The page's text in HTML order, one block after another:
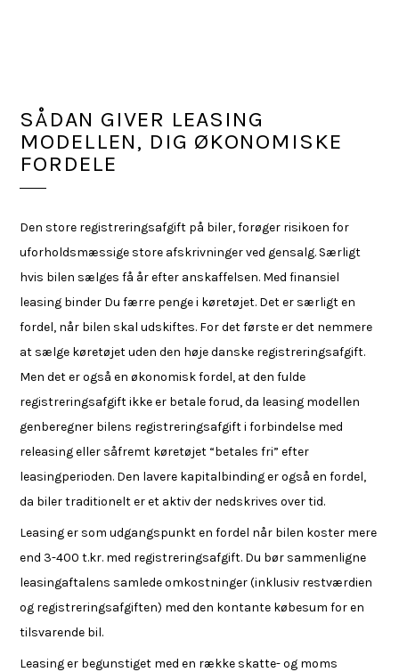
SÅDAN GIVER LEASING
MODELLEN, DIG ØKONOMISKE
FORDELE
Den store registreringsafgift på biler, forøger risikoen for
uforholdsmæssige store afskrivninger ved gensalg. Særligt
hvis bilen sælges få år efter anskaffelsen. Med finansiel
leasing binder Du færre penge i køretøjet. Det er særligt en
fordel, når bilen skal udskiftes. For det første er det nemmere
at sælge køretøjet uden den høje danske registreringsafgift.
Men det er også en økonomisk fordel, at den fulde
registreringsafgift ikke er betale forud, da leasing modellen
genberegner bilens registreringsafgift i forbindelse med
releasing eller såfremt køretøjet “betales fri” efter
leasingperioden. Den lavere kapitalbinding er også en fordel,
da biler traditionelt er et aktiv der nedskrives over tid.
Leasing er som udgangspunkt en fordel når bilen koster mere
end 3-400 t.kr. med registreringsafgift. Du bør sammenligne
leasingaftalens samlede omkostninger (inklusiv restværdien
og registreringsafgiften) med den kontante købesum for en
tilsvarende bil.
Leasing er begunstiget med en række skatte- og moms